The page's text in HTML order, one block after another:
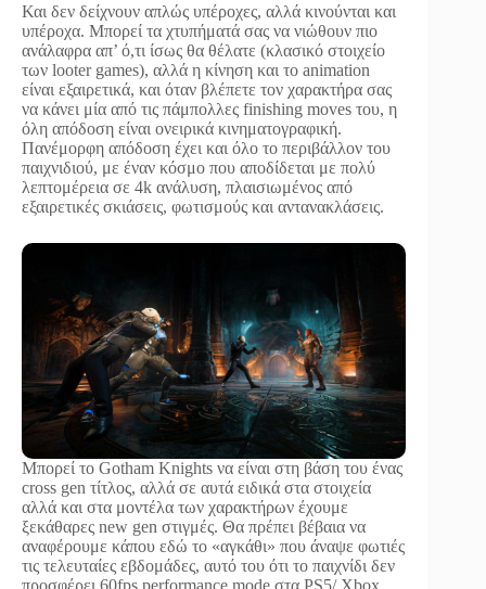
Και δεν δείχνουν απλώς υπέροχες, αλλά κινούνται και
υπέροχα. Μπορεί τα χτυπήματά σας να νιώθουν πιο
ανάλαφρα απ’ ό,τι ίσως θα θέλατε (κλασικό στοιχείο
των looter games), αλλά η κίνηση και το animation
είναι εξαιρετικά, και όταν βλέπετε τον χαρακτήρα σας
να κάνει μία από τις πάμπολλες finishing moves του, η
όλη απόδοση είναι ονειρικά κινηματογραφική.
Πανέμορφη απόδοση έχει και όλο το περιβάλλον του
παιχνιδιού, με έναν κόσμο που αποδίδεται με πολύ
λεπτομέρεια σε 4k ανάλυση, πλαισιωμένος από
εξαιρετικές σκιάσεις, φωτισμούς και αντανακλάσεις.
Μπορεί το Gotham Knights να είναι στη βάση του ένας
cross gen τίτλος, αλλά σε αυτά ειδικά στα στοιχεία
αλλά και στα μοντέλα των χαρακτήρων έχουμε
ξεκάθαρες new gen στιγμές. Θα πρέπει βέβαια να
αναφέρουμε κάπου εδώ το «αγκάθι» που άναψε φωτιές
τις τελευταίες εβδομάδες, αυτό του ότι το παιχνίδι δεν
προσφέρει 60fps performance mode στα PS5/ Xbox